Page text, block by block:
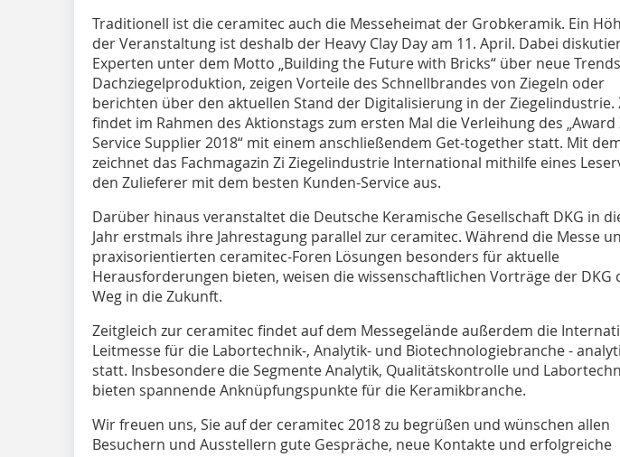
Traditionell ist die ceramitec auch die Messeheimat der Grobkeramik. Ein
der Veranstaltung ist deshalb der Heavy Clay Day am 11. April. Dabei
Experten unter dem Motto „Building the Future with Bricks“ über neue
Dachziegelproduktion, zeigen Vorteile des Schnellbrandes von Ziegeln oder
berichten über den aktuellen Stand der Digitalisierung in der Ziegelindustrie.
findet im Rahmen des Aktionstags zum ersten Mal die Verleihung des „Award
Service Supplier 2018“ mit einem anschließendem Get-together statt. Mit
zeichnet das Fachmagazin Zi Ziegelindustrie International mithilfe eines
den Zulieferer mit dem besten Kunden-Service aus.
Darüber hinaus veranstaltet die Deutsche Keramische Gesellschaft DKG in
Jahr erstmals ihre Jahrestagung parallel zur ceramitec. Während die Messe
praxisorientierten ceramitec-Foren Lösungen besonders für aktuelle
Herausforderungen bieten, weisen die wissenschaftlichen Vorträge der DKG
Weg in die Zukunft.
Zeitgleich zur ceramitec findet auf dem Messegelände außerdem die
Leitmesse für die Labortechnik-, Analytik- und Biotechnologiebranche -
statt. Insbesondere die Segmente Analytik, Qualitätskontrolle und
bieten spannende Anknüpfungspunkte für die Keramikbranche.
Wir freuen uns, Sie auf der ceramitec 2018 zu begrüßen und wünschen allen
Besuchern und Ausstellern gute Gespräche, neue Kontakte und erfolgreiche